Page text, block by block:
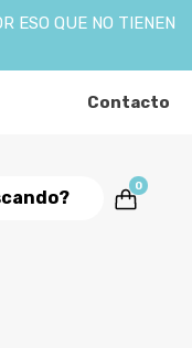
ESO QUE NO TIENEN
Contacto
0